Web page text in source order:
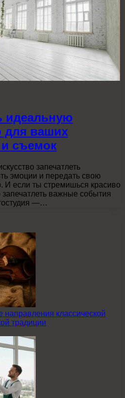
идеальную
для ваших
съемок
запечатлеть
эмоции и передать свою
И если ты стремишься красиво
важные события
—…
направления классической
традиции